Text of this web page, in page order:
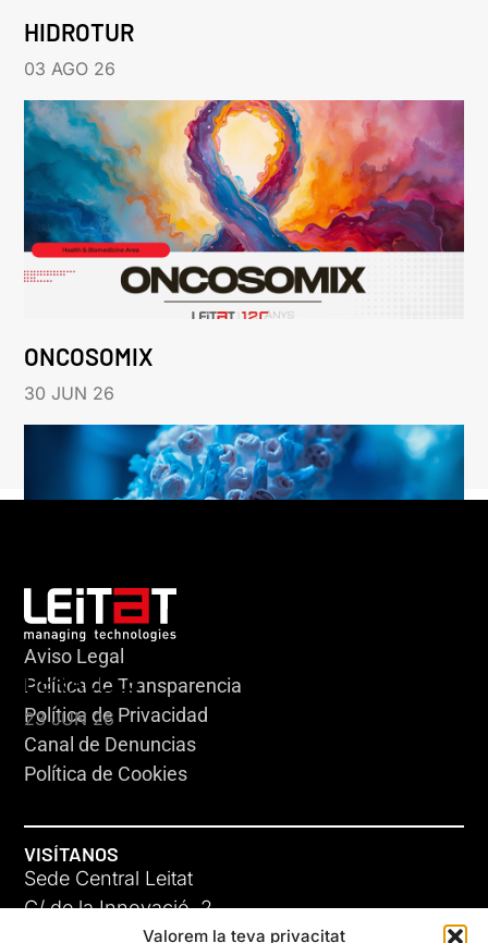
Valorem la teva privacitat
HIDROTUR
03 AGO 26
ONCOSOMIX
30 JUN 26
HERACLES
23 JUN 26
Aviso Legal
Política de Transparencia
Política de Privacidad
Canal de Denuncias
Política de Cookies
VISÍTANOS
Sede Central Leitat
C/ de la Innovació, 2
08225 Terrassa, (Barcelona)